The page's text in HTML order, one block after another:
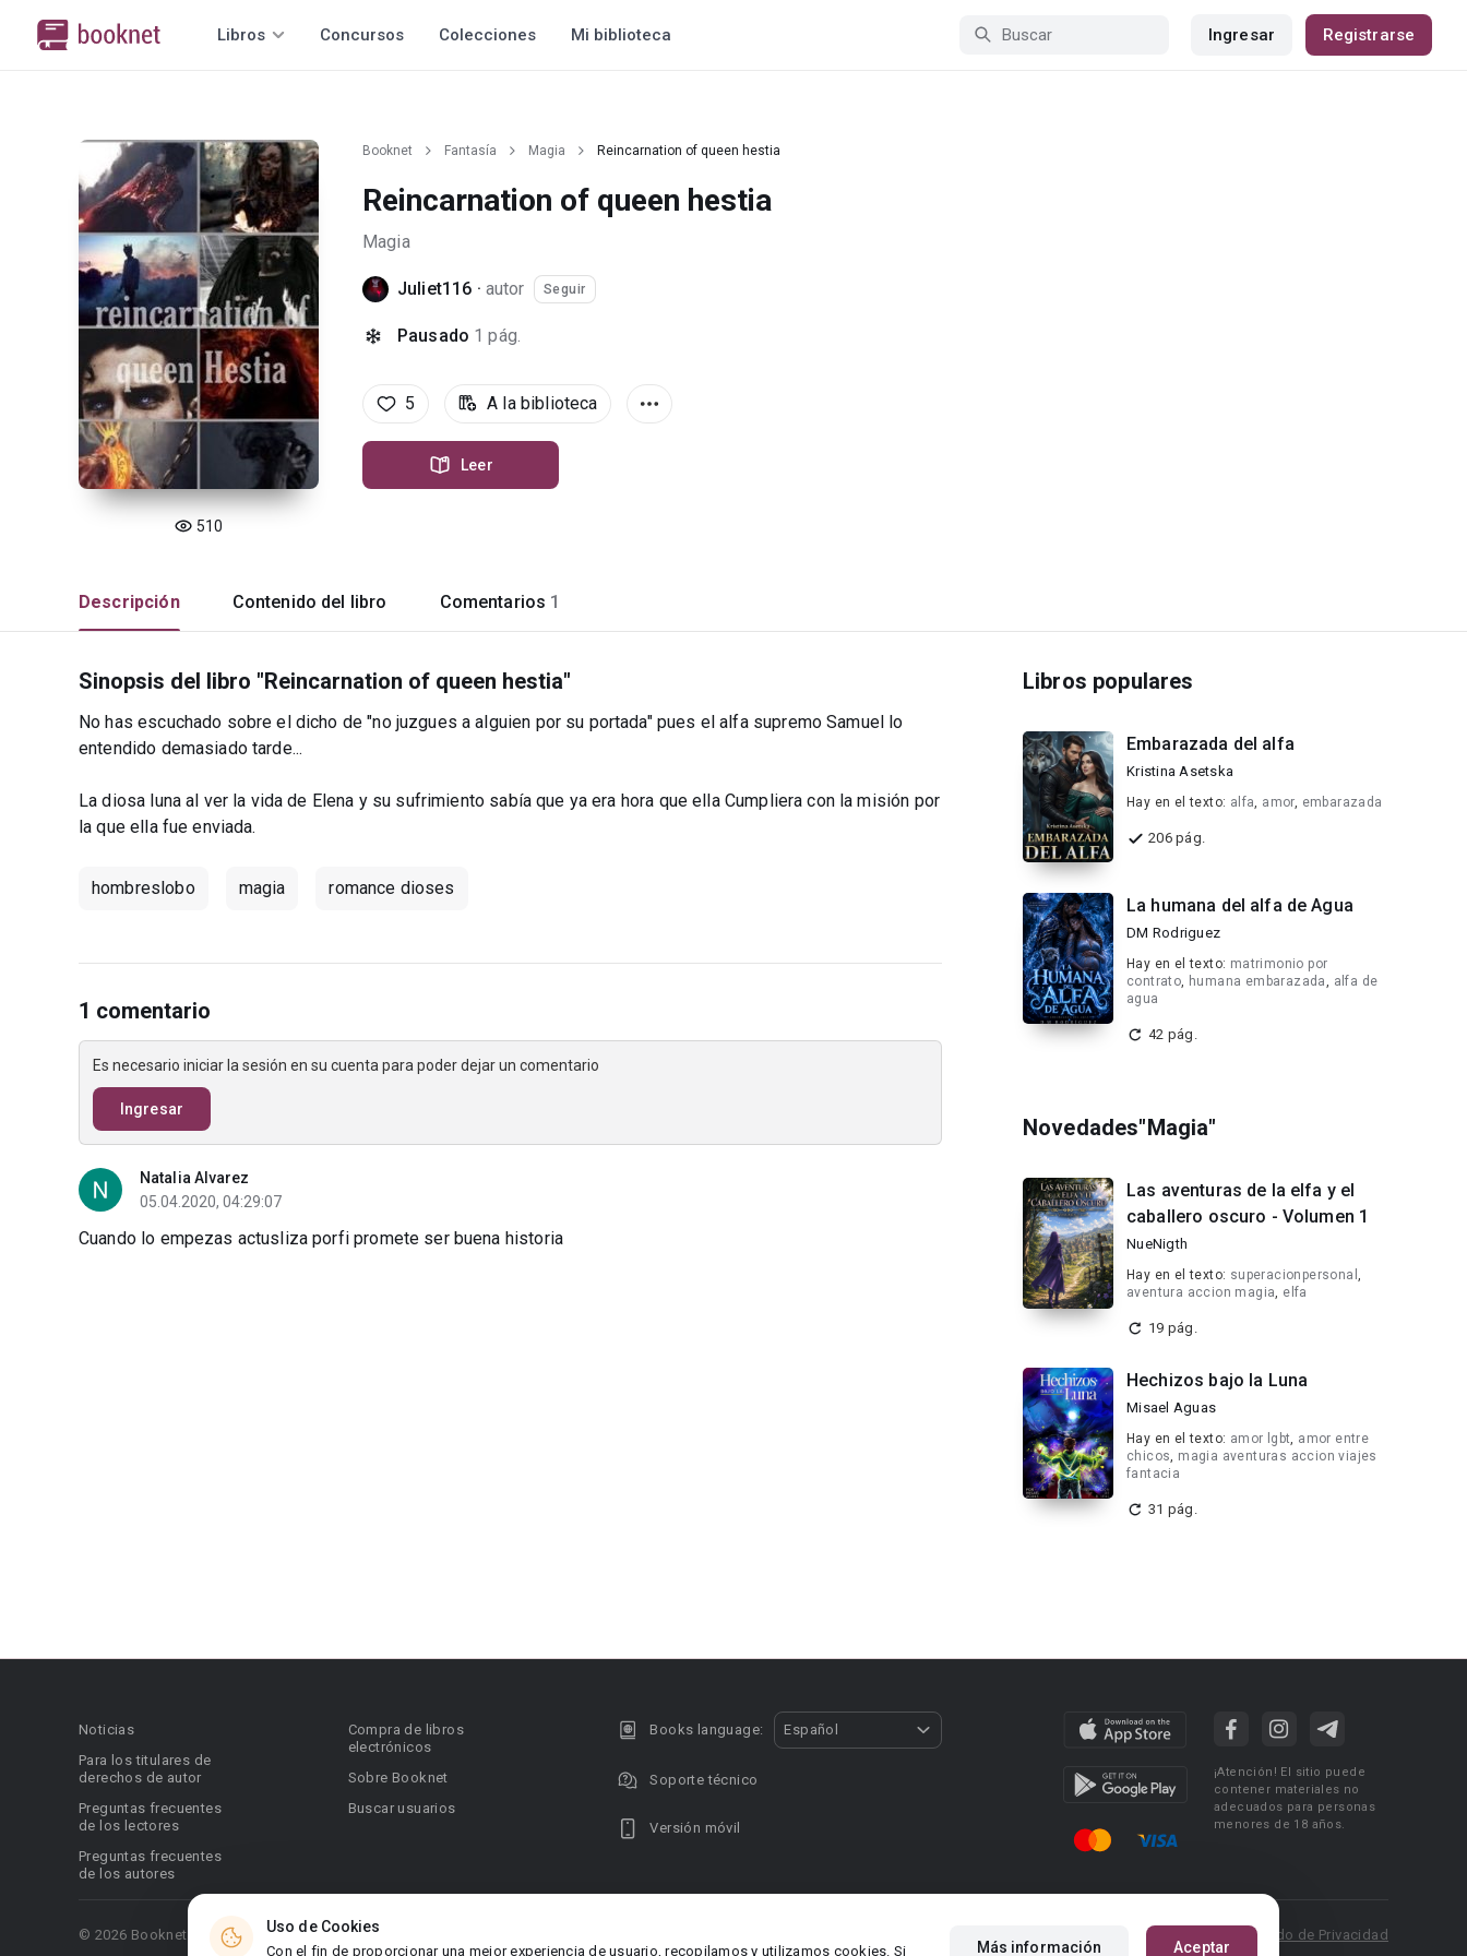
Libros Concursos Colecciones Mi biblioteca Ingresar Registrarse
510
Booknet Fantasía Magia Reincarnation of queen hestia
Reincarnation of queen hestia
Magia
Juliet116 · autor Seguir
Pausado 1 pág.
5 A la biblioteca
Leer
Descripción Contenido del libro Comentarios 1
Sinopsis del libro "Reincarnation of queen hestia"
No has escuchado sobre el dicho de "no juzgues a alguien por su portada" pues el alfa supremo Samuel lo
entendido demasiado tarde...
La diosa luna al ver la vida de Elena y su sufrimiento sabía que ya era hora que ella Cumpliera con la misión por
la que ella fue enviada.
hombreslobo magia romance dioses
1 comentario
Es necesario iniciar la sesión en su cuenta para poder dejar un comentario
Ingresar
Natalia Alvarez
05.04.2020, 04:29:07
Cuando lo empezas actusliza porfi promete ser buena historia
Libros populares
Embarazada del alfa
Kristina Asetska
Hay en el texto: alfa, amor, embarazada
206 pág.
La humana del alfa de Agua
DM Rodriguez
Hay en el texto: matrimonio por
contrato, humana embarazada, alfa de
agua
42 pág.
Novedades"Magia"
Las aventuras de la elfa y el
caballero oscuro - Volumen 1
NueNigth
Hay en el texto: superacionpersonal,
aventura accion magia, elfa
19 pág.
Hechizos bajo la Luna
Misael Aguas
Hay en el texto: amor lgbt, amor entre
chicos, magia aventuras accion viajes
fantacia
31 pág.
Uso de Cookies
Con el fin de proporcionar una mejor experiencia de usuario, recopilamos y utilizamos cookies. Si Más información Aceptar
Noticias
Para los titulares de
derechos de autor
Preguntas frecuentes
de los lectores
Preguntas frecuentes
de los autores
Compra de libros
electrónicos
Sobre Booknet
Buscar usuarios
Books language: Español
Soporte técnico
Versión móvil
¡Atención! El sitio puede
contener materiales no
adecuados para personas
menores de 18 años.
© 2026 Booknet. Todos los derechos reservados. Condiciones de uso Acuerdo de Privacidad